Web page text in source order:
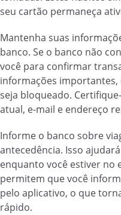
seu cartão permaneça
Mantenha suas
banco. Se o banco não
você para confirmar
informações importantes,
seja bloqueado.
atual, e-mail e endereço
Informe o banco sobre
antecedência. Isso
enquanto você estiver no
permitem que você
pelo aplicativo, o que
rápido.